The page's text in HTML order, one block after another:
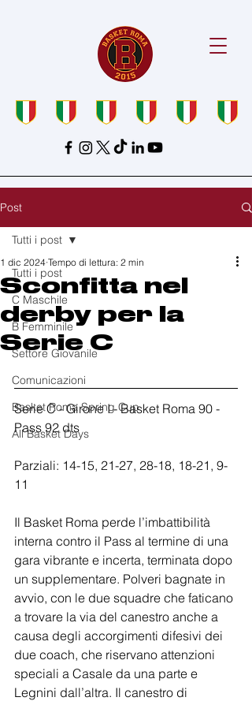
Post
Tutti i post
C Maschile
B Femminile
Settore Giovanile
Comunicazioni
Basket Roma Spring Cup
All Basket Days
Tutti i post
Sconfitta nel
derby per la
Serie C
1 dic 2024 Tempo di lettura: 2 min
Serie C - Girone I - Basket Roma 90 -
Pass 92 dts
Parziali: 14-15, 21-27, 28-18, 18-21, 9-
11
Il Basket Roma perde l’imbattibilità
interna contro il Pass al termine di una
gara vibrante e incerta, terminata dopo
un supplementare. Polveri bagnate in
avvio, con le due squadre che faticano
a trovare la via del canestro anche a
causa degli accorgimenti difesivi dei
due coach, che riservano attenzioni
speciali a Casale da una parte e
Legnini dall’altra. Il canestro di